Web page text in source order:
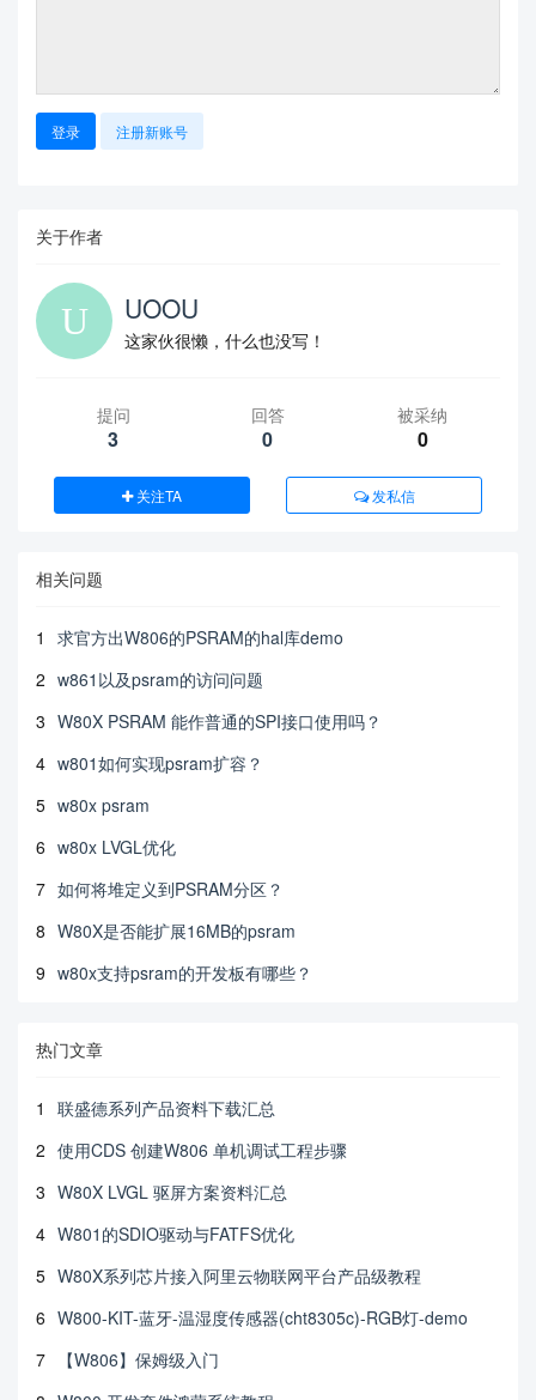
登录 注册新账号
关于作者
UOOU
这家伙很懒，什么也没写！
提问
3
回答
0
被采纳
0
关注TA 发私信
相关问题
1
求官方出W806的PSRAM的hal库demo
2 w861以及psram的访问问题
3 W80X PSRAM 能作普通的SPI接口使用吗？
4 w801如何实现psram扩容？
5 w80x psram
6 w80x LVGL优化
7 如何将堆定义到PSRAM分区？
8 W80X是否能扩展16MB的psram
9 w80x支持psram的开发板有哪些？
热门文章
1
联盛德系列产品资料下载汇总
2 使用CDS 创建W806 单机调试工程步骤
3 W80X LVGL 驱屏方案资料汇总
4 W801的SDIO驱动与FATFS优化
5 W80X系列芯片接入阿里云物联网平台产品级教程
6 W800-KIT-蓝牙-温湿度传感器(cht8305c)-RGB灯-demo
7
【W806】保姆级入门